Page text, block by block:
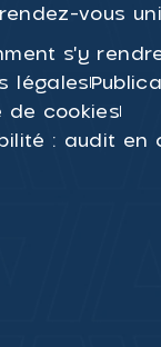
vous
s'y
légales
de cookies
: audit en